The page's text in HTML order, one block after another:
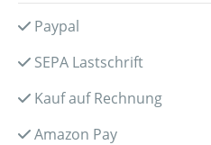
Paypal
SEPA Lastschrift
Kauf auf Rechnung
Amazon Pay